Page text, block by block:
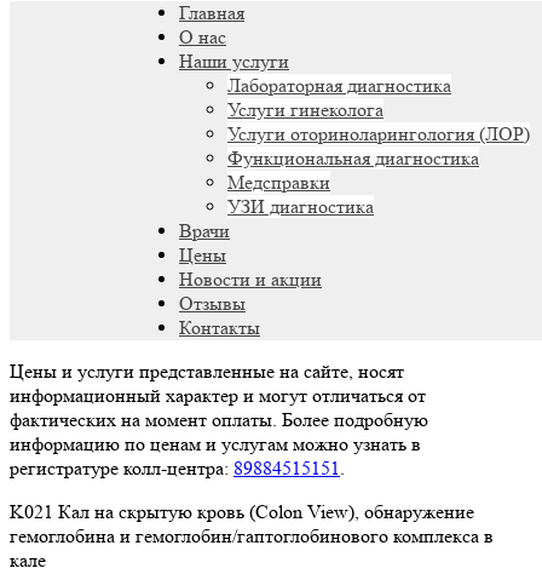
Главная
О нас
Наши услуги
Лабораторная диагностика
Услуги гинеколога
Услуги оториноларингология (ЛОР)
Функциональная диагностика
Медсправки
УЗИ диагностика
Врачи
Цены
Новости и акции
Отзывы
Контакты
Цены и услуги представленные на сайте, носят
информационный характер и могут отличаться от
фактических на момент оплаты. Более подробную
информацию по ценам и услугам можно узнать в
регистратуре колл-центра: 89884515151.
K021 Кал на скрытую кровь (Colon View), обнаружение
гемоглобина и гемоглобин/гаптоглобинового комплекса в
кале